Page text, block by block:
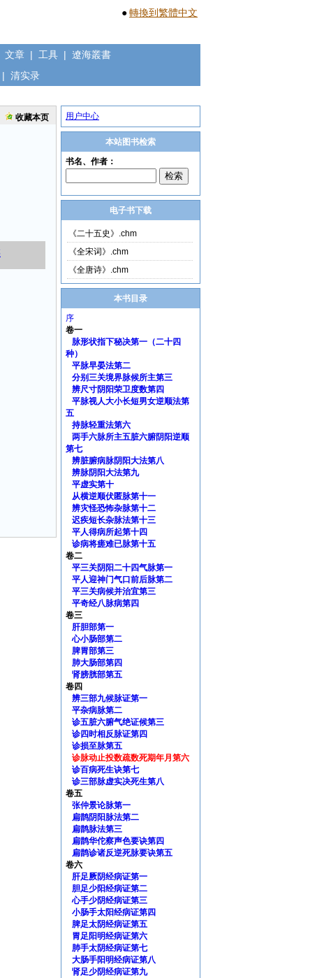
●轉換到繁體中文
文章 | 工具 | 遼海叢書
| 清实录
收藏本页 用户中心
本站图书检索
电子书下载
《二十五史》.chm
《全宋词》.chm
《全唐诗》.chm
本书目录
序
卷一
脉形状指下秘决第一（二十四
种）
平脉早晏法第二
分别三关境界脉候所主第三
辨尺寸阴阳荣卫度数第四
平脉视人大小长短男女逆顺法第
五
持脉轻重法第六
两手六脉所主五脏六腑阴阳逆顺
第七
辨脏腑病脉阴阳大法第八
辨脉阴阳大法第九
平虚实第十
从横逆顺伏匿脉第十一
辨灾怪恐怖杂脉第十二
迟疾短长杂脉法第十三
平人得病所起第十四
诊病将瘥难已脉第十五
卷二
平三关阴阳二十四气脉第一
平人迎神门气口前后脉第二
平三关病候并治宜第三
平奇经八脉病第四
卷三
肝胆部第一
心小肠部第二
脾胃部第三
肺大肠部第四
肾膀胱部第五
卷四
辨三部九候脉证第一
平杂病脉第二
诊五脏六腑气绝证候第三
诊四时相反脉证第四
诊损至脉第五
诊脉动止投数疏数死期年月第六
诊百病死生诀第七
诊三部脉虚实决死生第八
卷五
张仲景论脉第一
扁鹊阴阳脉法第二
扁鹊脉法第三
扁鹊华佗察声色要诀第四
扁鹊诊诸反逆死脉要诀第五
卷六
肝足厥阴经病证第一
胆足少阳经病证第二
心手少阴经病证第三
小肠手太阳经病证第四
脾足太阴经病证第五
胃足阳明经病证第六
肺手太阴经病证第七
大肠手阳明经病证第八
肾足少阴经病证第九